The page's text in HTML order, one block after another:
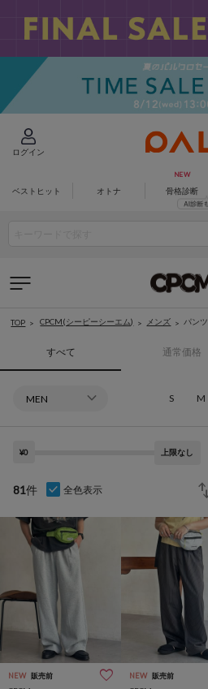
ログイン
ベストヒット オトナ 骨格診断
TOP CPCM(シーピーシーエム) メンズ パンツ
すべて 通常価格
S M
¥0 上限なし
81件 全色表示
NEW 販売前 NEW 販売前